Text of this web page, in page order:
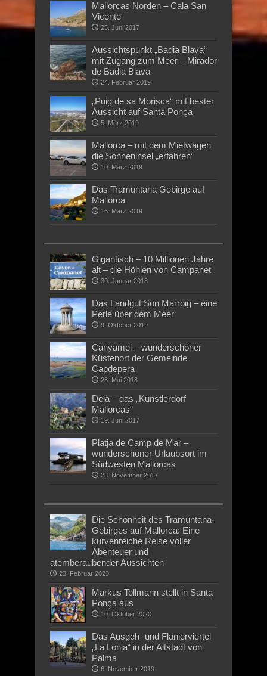
Mallorcas Norden – Cala San
Vicente
25. Juni 2017
Aussichtspunkt „Badia Blava“
mit Zugang zum Meer – Mirador
de Badia Blava
24. Februar 2019
„Puig de sa Morisca“ mit bester
Aussicht auf Santa Ponça
5. März 2019
Mallorca – mit dem Mietwagen
die Sonneninsel „erfahren“
10. März 2019
Das Tramuntana Gebirge auf
Mallorca
16. März 2019
Gigantisch – 10 Millionen Jahre
alt – die Höhlen von Campanet
30. Januar 2018
Das Landgut Son Marroig – eine
Perle über dem Meer
9. Oktober 2019
Canyamel – wunderschöner
Küstenort der Gemeinde
Capdepera
23. Mai 2018
Deià – das „Künstlerdorf
Mallorcas“
19. Juni 2017
Platja de Camp de Mar –
wunderschöner Urlaubsort im
Südwesten Mallorcas
23. November 2017
Die Schönheit des Tramuntana-
Gebirges auf Mallorca: Eine
kurvenreiche Reise voller
Abenteuer und
atemberaubender Aussichten
23. Februar 2023
Markus Tollmann stellt in Santa
Ponça aus
10. Oktober 2020
Das Ausgeh- und Flanierviertel
„La Lonja“ in der Altstadt von
Palma
6. November 2019